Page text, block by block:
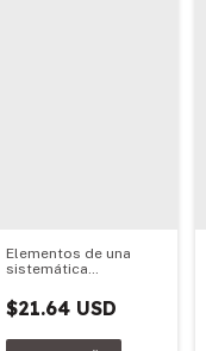
Elementos de una
sistemática
$21.64 USD